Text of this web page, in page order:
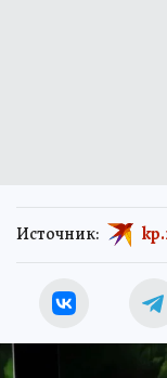
Источник: